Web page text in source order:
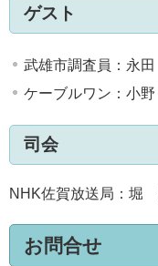
ゲスト
武雄市調査員：永
ケーブルワン：小
司会
NHK佐賀放送局：堀
お問合せ